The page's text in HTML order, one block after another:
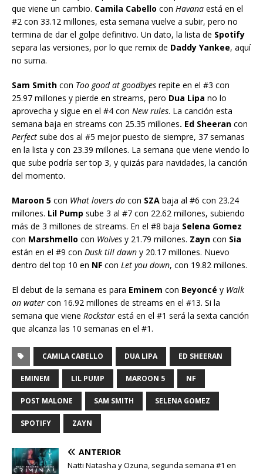
que viene un cambio. Camila Cabello con Havana está en el
#2 con 33.12 millones, esta semana vuelve a subir, pero no
termina de dar el golpe definitivo. Un dato, la lista de Spotify
separa las versiones, por lo que remix de Daddy Yankee, aquí
no suma.
Sam Smith con Too good at goodbyes repite en el #3 con
25.97 millones y pierde en streams, pero Dua Lipa no lo
aprovecha y sigue en el #4 con New rules. La canción esta
semana baja en streams con 25.35 millones. Ed Sheeran con
Perfect sube dos al #5 mejor puesto de siempre, 37 semanas
en la lista y con 23.39 millones. La semana que viene viendo lo
que sube podría ser top 3, y quizás para navidades, la canción
del momento.
Maroon 5 con What lovers do con SZA baja al #6 con 23.24
millones. Lil Pump sube 3 al #7 con 22.62 millones, subiendo
más de 3 millones de streams. En el #8 baja Selena Gomez
con Marshmello con Wolves y 21.79 millones. Zayn con Sia
están en el #9 con Dusk till dawn y 20.17 millones. Nuevo
dentro del top 10 en NF con Let you down, con 19.82 millones.
El debut de la semana es para Eminem con Beyoncé y Walk
on water con 16.92 millones de streams en el #13. Si la
semana que viene Rockstar está en el #1 será la sexta canción
que alcanza las 10 semanas en el #1.
CAMILA CABELLO DUA LIPA ED SHEERAN
EMINEM LIL PUMP MAROON 5 NF
POST MALONE SAM SMITH SELENA GOMEZ
SPOTIFY ZAYN
ANTERIOR
Natti Natasha y Ozuna, segunda semana #1 en